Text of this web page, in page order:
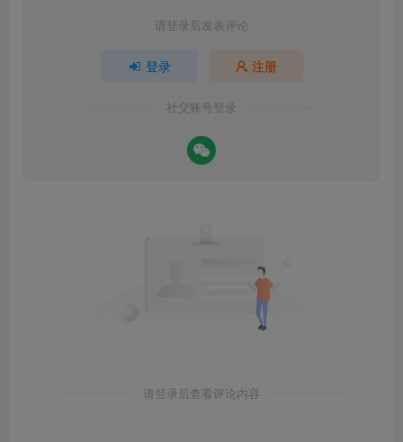
请登录后发表评论
登录 注册
社交账号登录
请登录后查看评论内容